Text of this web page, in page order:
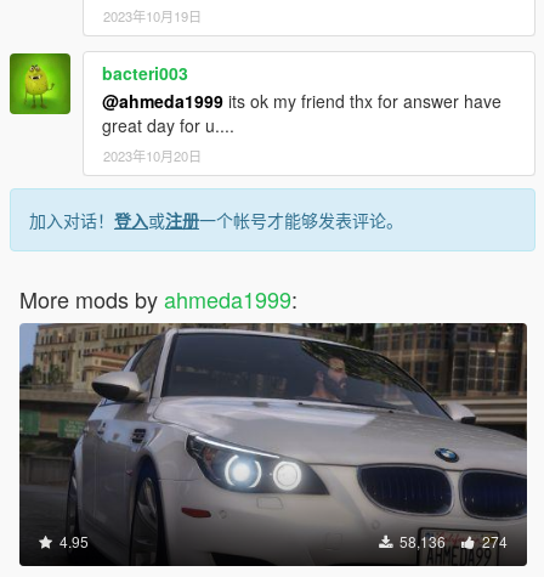
2023年10月19日
bacteri003
@ahmeda1999 its ok my friend thx for answer have
great day for u....
2023年10月20日
加入对话！ 登入或注册一个帐号才能够发表评论。
More mods byahmeda1999:
4.95 58,136 274